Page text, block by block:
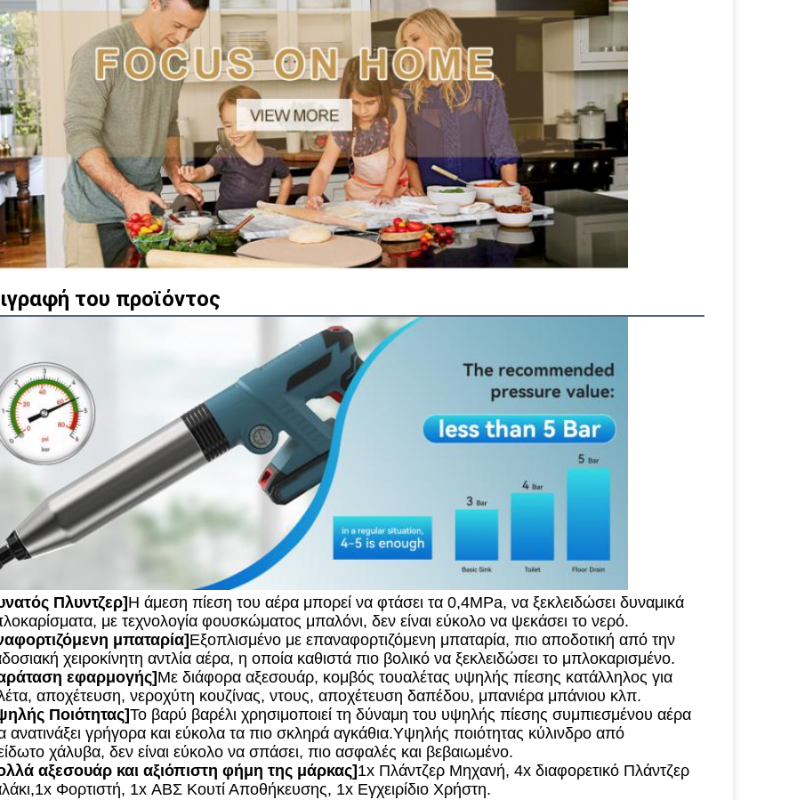
του προϊόντος
Πλυντζερ] Η άμεση πίεση του αέρα μπορεί να φτάσει τα 0,4MPa, να ξεκλειδώσει δυναμικά
με τεχνολογία φουσκώματος μπαλόνι, δεν είναι εύκολο να ψεκάσει το νερό.
μπαταρία] Εξοπλισμένο με επαναφορτιζόμενη μπαταρία, πιο αποδοτική από την
χειροκίνητη αντλία αέρα, η οποία καθιστά πιο βολικό να ξεκλειδώσει το μπλοκαρισμένο.
εφαρμογής]Με διάφορα αξεσουάρ, κομβός τουαλέτας υψηλής πίεσης κατάλληλος για
αποχέτευση, νεροχύτη κουζίνας, ντους, αποχέτευση δαπέδου, μπανιέρα μπάνιου κλπ.
Ποιότητας]Το βαρύ βαρέλι χρησιμοποιεί τη δύναμη του υψηλής πίεσης συμπιεσμένου αέρα
ανατινάξει γρήγορα και εύκολα τα πιο σκληρά αγκάθια.Υψηλής ποιότητας κύλινδρο από
χάλυβα, δεν είναι εύκολο να σπάσει, πιο ασφαλές και βεβαιωμένο.
αξεσουάρ και αξιόπιστη φήμη της μάρκας] 1x Πλάντζερ Μηχανή, 4x διαφορετικό Πλάντζερ
Φορτιστή, 1x ΑΒΣ Κουτί Αποθήκευσης, 1x Εγχειρίδιο Χρήστη.